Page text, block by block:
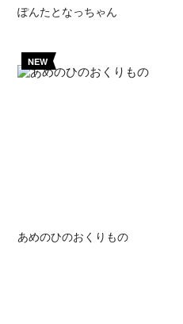
ぽんたとなっちゃん
NEW
あめのひのおくりもの